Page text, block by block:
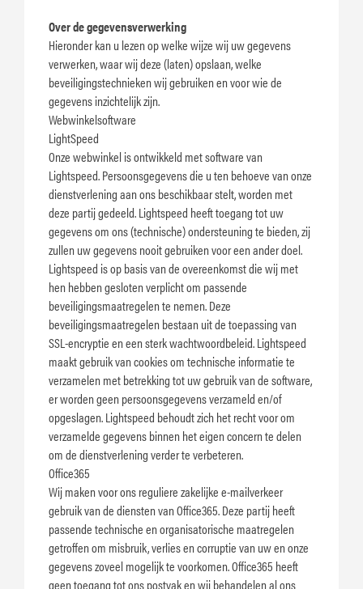
Over de gegevensverwerking
Hieronder kan u lezen op welke wijze wij uw gegevens
verwerken, waar wij deze (laten) opslaan, welke
beveiligingstechnieken wij gebruiken en voor wie de
gegevens inzichtelijk zijn.
Webwinkelsoftware
LightSpeed
Onze webwinkel is ontwikkeld met software van
Lightspeed. Persoonsgegevens die u ten behoeve van onze
dienstverlening aan ons beschikbaar stelt, worden met
deze partij gedeeld. Lightspeed heeft toegang tot uw
gegevens om ons (technische) ondersteuning te bieden, zij
zullen uw gegevens nooit gebruiken voor een ander doel.
Lightspeed is op basis van de overeenkomst die wij met
hen hebben gesloten verplicht om passende
beveiligingsmaatregelen te nemen. Deze
beveiligingsmaatregelen bestaan uit de toepassing van
SSL-encryptie en een sterk wachtwoordbeleid. Lightspeed
maakt gebruik van cookies om technische informatie te
verzamelen met betrekking tot uw gebruik van de software,
er worden geen persoonsgegevens verzameld en/of
opgeslagen. Lightspeed behoudt zich het recht voor om
verzamelde gegevens binnen het eigen concern te delen
om de dienstverlening verder te verbeteren.
Office365
Wij maken voor ons reguliere zakelijke e-mailverkeer
gebruik van de diensten van Office365. Deze partij heeft
passende technische en organisatorische maatregelen
getroffen om misbruik, verlies en corruptie van uw en onze
gegevens zoveel mogelijk te voorkomen. Office365 heeft
geen toegang tot ons postvak en wij behandelen al ons